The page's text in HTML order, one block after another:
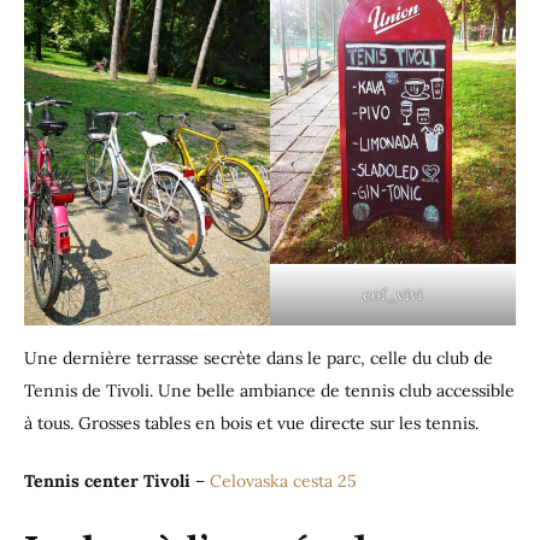
cof_vivi
Une dernière terrasse secrète dans le parc, celle du club de
Tennis de Tivoli. Une belle ambiance de tennis club accessible
à tous. Grosses tables en bois et vue directe sur les tennis.
Tennis center Tivoli – Celovaska cesta 25